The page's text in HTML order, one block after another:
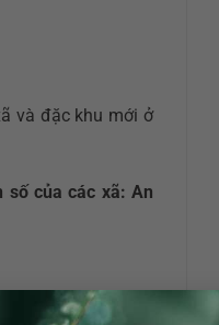
và đặc khu mới ở
số của các xã: An
hợp để giải quyết